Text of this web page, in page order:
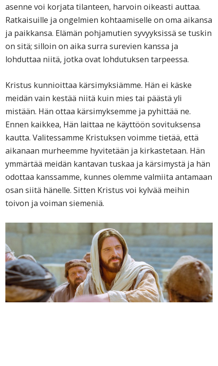
asenne voi korjata tilanteen, harvoin oikeasti auttaa.
Ratkaisuille ja ongelmien kohtaamiselle on oma aikansa
ja paikkansa. Elämän pohjamutien syvyyksissä se tuskin
on sitä; silloin on aika surra surevien kanssa ja
lohduttaa niitä, jotka ovat lohdutuksen tarpeessa.
Kristus kunnioittaa kärsimyksiämme. Hän ei käske
meidän vain kestää niitä kuin mies tai päästä yli
mistään. Hän ottaa kärsimyksemme ja pyhittää ne.
Ennen kaikkea, Hän laittaa ne käyttöön sovituksensa
kautta. Valitessamme Kristuksen voimme tietää, että
aikanaan murheemme hyvitetään ja kirkastetaan. Hän
ymmärtää meidän kantavan tuskaa ja kärsimystä ja hän
odottaa kanssamme, kunnes olemme valmiita antamaan
osan siitä hänelle. Sitten Kristus voi kylvää meihin
toivon ja voiman siemeniä.